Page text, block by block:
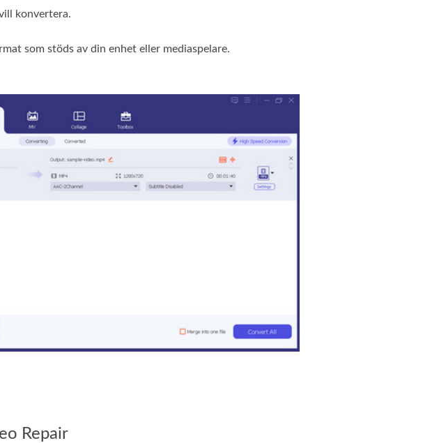
konvertera.
som stöds av din enhet eller mediaspelare.
Repair